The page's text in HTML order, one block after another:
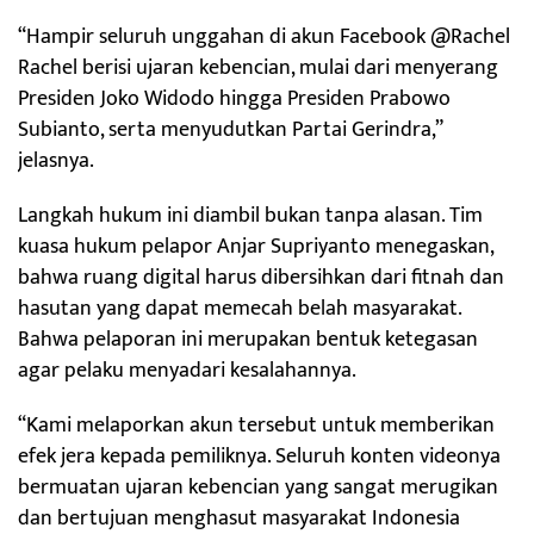
“Hampir seluruh unggahan di akun Facebook @Rachel
Rachel berisi ujaran kebencian, mulai dari menyerang
Presiden Joko Widodo hingga Presiden Prabowo
Subianto, serta menyudutkan Partai Gerindra,”
jelasnya.
Langkah hukum ini diambil bukan tanpa alasan. Tim
kuasa hukum pelapor Anjar Supriyanto menegaskan,
bahwa ruang digital harus dibersihkan dari fitnah dan
hasutan yang dapat memecah belah masyarakat.
Bahwa pelaporan ini merupakan bentuk ketegasan
agar pelaku menyadari kesalahannya.
“Kami melaporkan akun tersebut untuk memberikan
efek jera kepada pemiliknya. Seluruh konten videonya
bermuatan ujaran kebencian yang sangat merugikan
dan bertujuan menghasut masyarakat Indonesia